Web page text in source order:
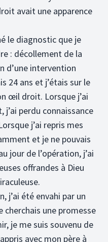
avait une apparence
le diagnostic que je
: décollement de la
d’une intervention
24 ans et j’étais sur le
œil droit. Lorsque j’ai
j’ai perdu connaissance
j’ai repris mes
et je ne pouvais
jour de l’opération, j’ai
offrandes à Dieu
j’ai été envahi par un
cherchais une promesse
je me suis souvenu de
avec mon père à